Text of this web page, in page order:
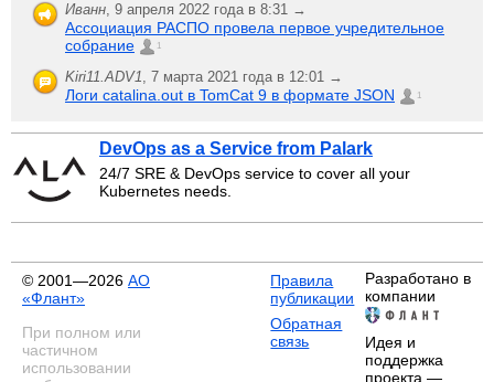
Иванн, 9 апреля 2022 года в 8:31 →
Ассоциация РАСПО провела первое учредительное
собрание
1
Kiri11.ADV1, 7 марта 2021 года в 12:01 →
Логи catalina.out в TomCat 9 в формате JSON 1
DevOps as a Service from Palark
24/7 SRE & DevOps service to cover all your
Kubernetes needs.
© 2001—2026 АО
«Флант»
При полном или
частичном
использовании
Правила
публикации
Обратная
связь
Разработано в
компании
Идея и
поддержка
проекта —